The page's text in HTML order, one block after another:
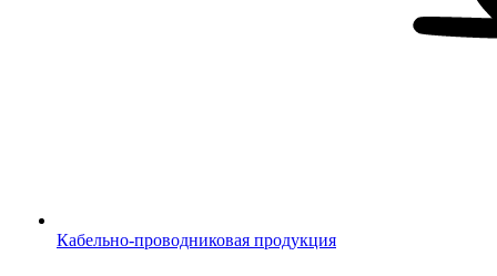
Кабельно-проводниковая продукция